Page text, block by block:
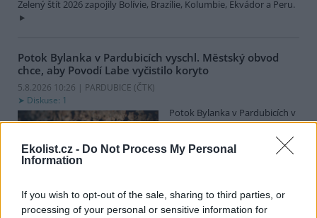
Ekolist.cz - Do Not Process My Personal
Information
If you wish to opt-out of the sale, sharing to third parties, or
processing of your personal or sensitive information for
Zelený štít 2026 zapojily Bolívie, Brazílie, Kolumbie, Ekvádor a Peru.
Potok Bylanka v Pardubicích vyschl. Městský obvod
chce, aby Povodí Labe vyčistilo koryto
5.8.2026 10:26 | PARDUBICE (ČTK)
Diskuse: 1
Potok Bylanka v Pardubicích v
důsledku dlouhodobě nízkých
průtoků a suchého počasí
vyschl. Městský obvod VI chce
Povodí Labe. Organizace ale požadavek odmítla s tím, že údržbu
dělala už v červnu a další zásah v tuto chvíli neplánuje, zjistila ČTK.